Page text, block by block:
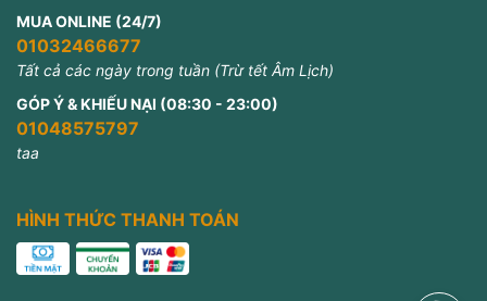
MUA ONLINE (24/7)
01032466677
Tất cả các ngày trong tuần (Trừ tết Âm Lịch)
GÓP Ý & KHIẾU NẠI (08:30 - 23:00)
01048575797
taa
HÌNH THỨC THANH TOÁN